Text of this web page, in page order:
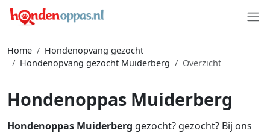
Home
Hondenopvang gezocht
Hondenopvang gezocht Muiderberg
Overzicht
Hondenoppas Muiderberg
Hondenoppas Muiderberg gezocht? gezocht? Bij ons